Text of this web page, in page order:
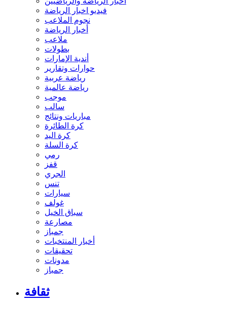
فيديو اخبار الرياضة
نجوم الملاعب
أخبار الرياضة
ملاعب
بطولات
أندية الإمارات
حوارات وتقارير
رياضة عربية
رياضة عالمية
موجب
سالب
مباريات ونتائج
كرة الطائرة
كرة اليد
كرة السلة
رمي
قفز
الجري
تنس
سيارات
غولف
سباق الخيل
مصارعة
جمباز
أخبار المنتخبات
تحقيقات
مدونات
جمباز
ثقافة